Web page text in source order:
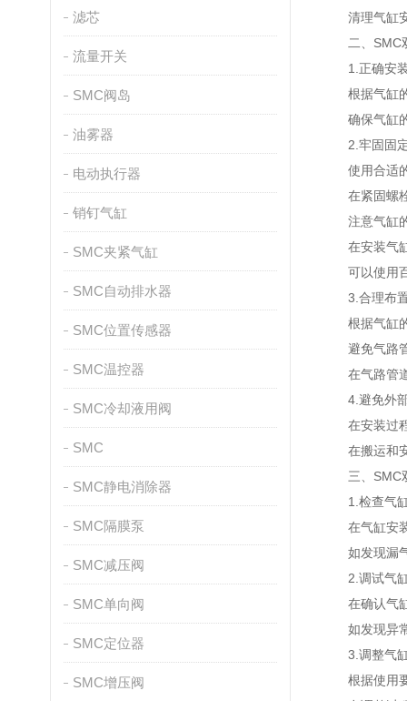
滤芯
流量开关
SMC阀岛
油雾器
电动执行器
销钉气缸
SMC夹紧气缸
SMC自动排水器
SMC位置传感器
SMC温控器
SMC冷却液用阀
SMC
SMC静电消除器
SMC隔膜泵
SMC减压阀
SMC单向阀
SMC定位器
SMC增压阀
清理气缸安
二、SMC双
1.正确安装
根据气缸的
确保气缸的
2.牢固固定
使用合适的
在紧固螺栓
注意气缸的
在安装气缸
可以使用百
3.合理布置
根据气缸的
避免气路管
在气路管道
4.避免外部
在安装过程
在搬运和安
三、SMC双
1.检查气缸
在气缸安装
如发现漏气
2.调试气缸
在确认气缸
如发现异常
3.调整气缸
根据使用要